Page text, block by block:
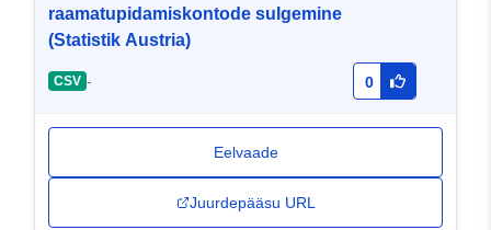
raamatupidamiskontode sulgemine
(Statistik Austria)
CSV - 0
Eelvaade
Juurdepääsu URL